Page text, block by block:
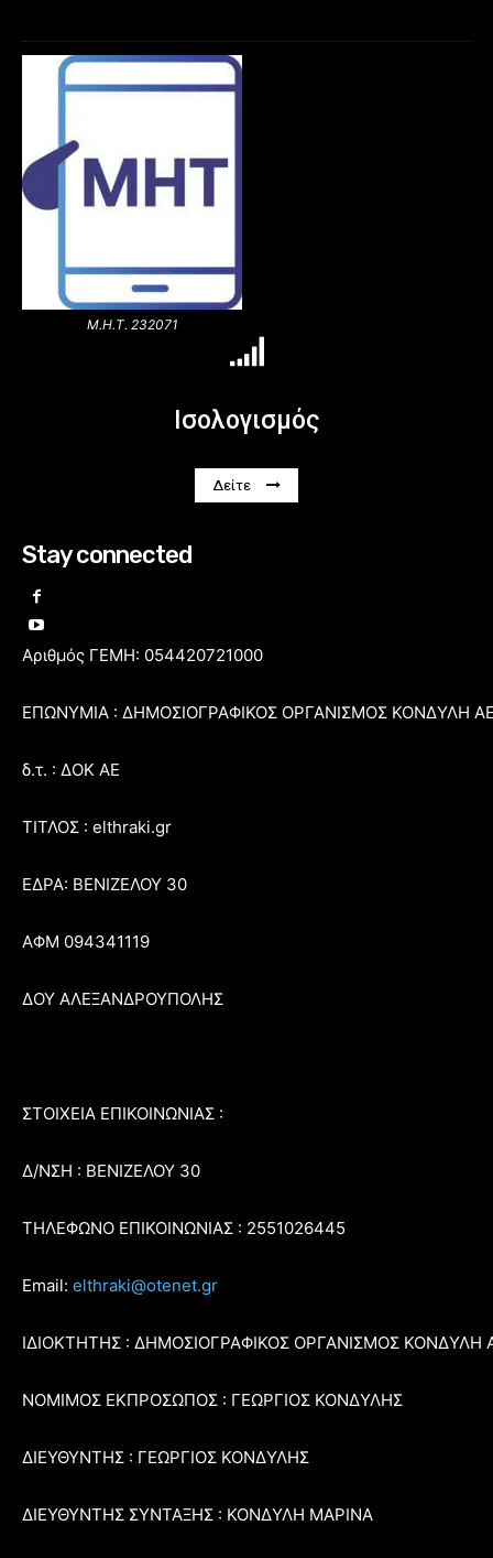
Μ.Η.Τ. 232071
Ισολογισμός
Δείτε
Stay connected
Αριθμός ΓΕΜΗ: 054420721000
ΕΠΩΝΥΜΙΑ : ΔΗΜΟΣΙΟΓΡΑΦΙΚΟΣ ΟΡΓΑΝΙΣΜΟΣ ΚΟΝΔΥΛΗ
δ.τ. : ΔΟΚ ΑΕ
ΤΙΤΛΟΣ : elthraki.gr
ΕΔΡΑ: ΒΕΝΙΖΕΛΟΥ 30
ΑΦΜ 094341119
ΔΟΥ ΑΛΕΞΑΝΔΡΟΥΠΟΛΗΣ
ΣΤΟΙΧΕΙΑ ΕΠΙΚΟΙΝΩΝΙΑΣ :
Δ/ΝΣΗ : ΒΕΝΙΖΕΛΟΥ 30
ΤΗΛΕΦΩΝΟ ΕΠΙΚΟΙΝΩΝΙΑΣ : 2551026445
Email: elthraki@otenet.gr
ΙΔΙΟΚΤΗΤΗΣ : ΔΗΜΟΣΙΟΓΡΑΦΙΚΟΣ ΟΡΓΑΝΙΣΜΟΣ ΚΟΝΔΥΛΗ
ΝΟΜΙΜΟΣ ΕΚΠΡΟΣΩΠΟΣ : ΓΕΩΡΓΙΟΣ ΚΟΝΔΥΛΗΣ
ΔΙΕΥΘΥΝΤΗΣ : ΓΕΩΡΓΙΟΣ ΚΟΝΔΥΛΗΣ
ΔΙΕΥΘΥΝΤΗΣ ΣΥΝΤΑΞΗΣ : ΚΟΝΔΥΛΗ ΜΑΡΙΝΑ